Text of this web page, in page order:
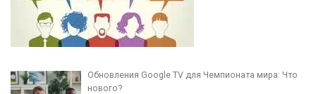
Обновления Google TV для Чемпионата мира: Что
нового?